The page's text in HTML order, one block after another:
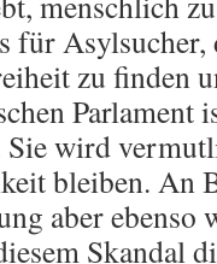
für Asylsucher,
zu finden
Parlament
wird
bleiben. An
aber ebenso
Skandal